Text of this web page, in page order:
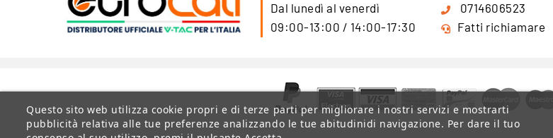
Dal lunedì al venerdì
09:00-13:00 / 14:00-17:30
0714606523
Fatti richiamare
Questo sito web utilizza cookie propri e di terze parti per migliorare i nostri servizi e mostrarti
pubblicità relativa alle tue preferenze analizzando le tue abitudinidi navigazione. Per dare il tuo